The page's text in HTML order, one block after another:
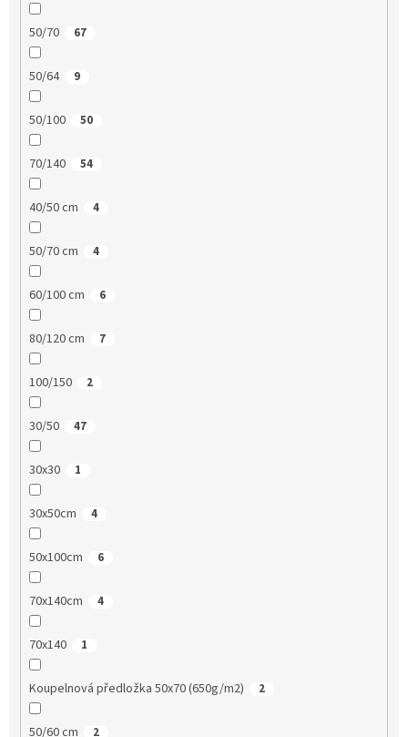
50/70 67
50/64 9
50/100 50
70/140 54
40/50 cm 4
50/70 cm 4
60/100 cm 6
80/120 cm 7
100/150 2
30/50 47
30x30 1
30x50cm 4
50x100cm 6
70x140cm 4
70x140 1
Koupelnová předložka 50x70 (650g/m2) 2
50/60 cm 2